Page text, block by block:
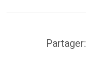
Partager: